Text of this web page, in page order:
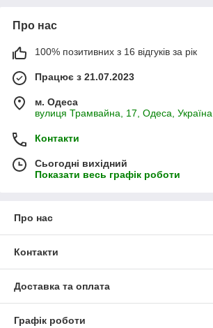
Про нас
100% позитивних з 16 відгуків за рік
Працює з 21.07.2023
м. Одеса
вулиця Трамвайна, 17, Одеса, Україна
Контакти
Сьогодні вихідний
Показати весь графік роботи
Про нас
Контакти
Доставка та оплата
Графік роботи